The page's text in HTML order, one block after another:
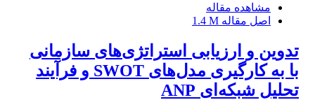
مشاهده مقاله
اصل مقاله 1.4 M
تدوین و ارزیابی استراتژی‌های سازمانی
با به کارگیری مدل‌های SWOT و فرآیند
تحلیل شبکه‌ای ANP